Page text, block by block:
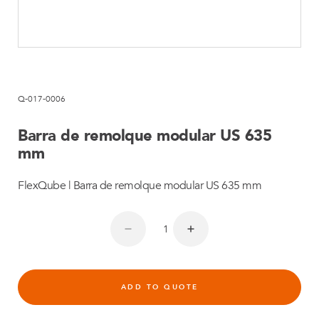
Q-017-0006
Barra de remolque modular US 635
mm
FlexQube | Barra de remolque modular US 635 mm
ADD TO QUOTE